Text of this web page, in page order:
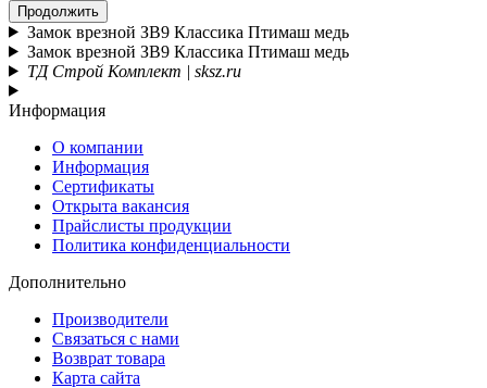
Продолжить
Замок врезной ЗВ9 Классика Птимаш медь
Замок врезной ЗВ9 Классика Птимаш медь
ТД Строй Комплект | sksz.ru
Информация
О компании
Информация
Сертификаты
Открыта вакансия
Прайслисты продукции
Политика конфиденциальности
Дополнительно
Производители
Связаться с нами
Возврат товара
Карта сайта